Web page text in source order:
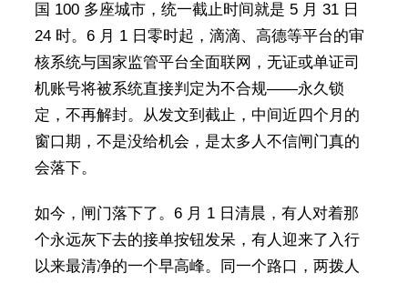
国 100 多座城市，统一截止时间就是 5 月 31 日
24 时。6 月 1 日零时起，滴滴、高德等平台的审
核系统与国家监管平台全面联网，无证或单证司
机账号将被系统直接判定为不合规——永久锁
定，不再解封。从发文到截止，中间近四个月的
窗口期，不是没给机会，是太多人不信闸门真的
会落下。
如今，闸门落下了。6 月 1 日清晨，有人对着那
个永远灰下去的接单按钮发呆，有人迎来了入行
以来最清净的一个早高峰。同一个路口，两拨人